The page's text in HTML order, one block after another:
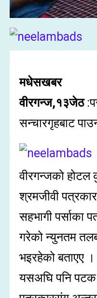
मधेसखबर
वीरगन्ज,१३जेठ
सन्चारगृहबाट
वीरगन्जको होटल
श्रमजीवी
सहभागी पर्साका
गरेको न्युनतम
भइरहेको बताएए ।
यसअघि पनि पटक